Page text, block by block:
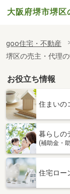
大阪府堺市堺区
goo住宅・不動産
堺区の売主・代理
お役立ち情報
住まいの
暮らしの
(補助金・
住宅ロー